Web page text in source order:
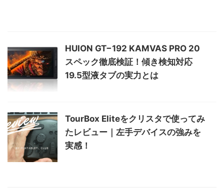
HUION GT−192 KAMVAS PRO 20
スペック徹底検証！傾き検知対応
19.5型液タブの実力とは
TourBox Eliteをクリスタで使ってみ
たレビュー｜左手デバイスの強みを
実感！